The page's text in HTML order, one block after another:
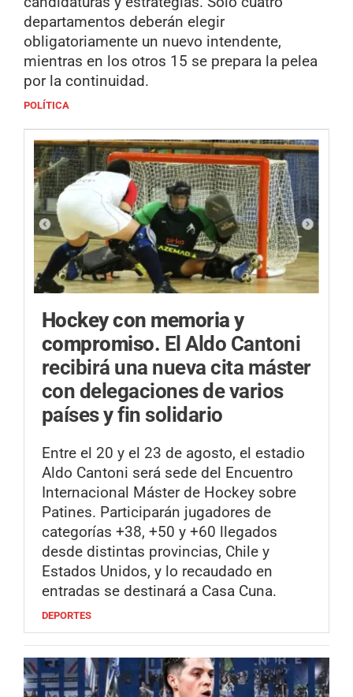
departamentos deberán elegir
obligatoriamente un nuevo intendente,
mientras en los otros 15 se prepara la pelea
por la continuidad.
POLÍTICA
Hockey con memoria y
compromiso. El Aldo Cantoni
recibirá una nueva cita máster
con delegaciones de varios
países y fin solidario
Entre el 20 y el 23 de agosto, el estadio
Aldo Cantoni será sede del Encuentro
Internacional Máster de Hockey sobre
Patines. Participarán jugadores de
categorías +38, +50 y +60 llegados
desde distintas provincias, Chile y
Estados Unidos, y lo recaudado en
entradas se destinará a Casa Cuna.
DEPORTES